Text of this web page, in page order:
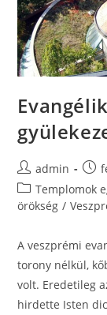
admin
Templomok
örökség /
A veszprémi
torony nélkül,
volt. Eredetileg
hirdette Isten